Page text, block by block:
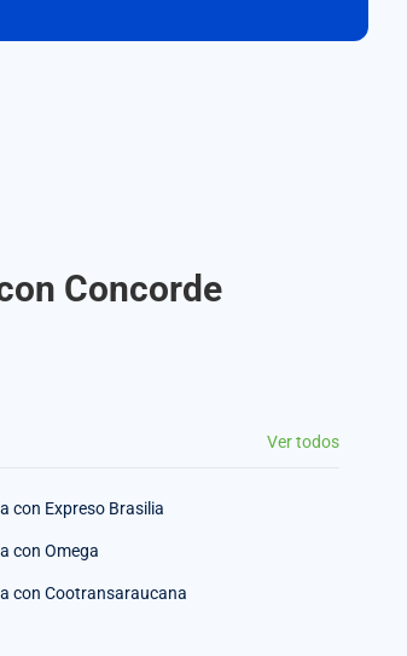
Concorde
Ver todos
con Expreso Brasilia
con Omega
con Cootransaraucana